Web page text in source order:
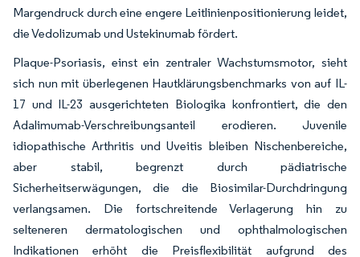
Margendruck durch eine engere Leitlinienpositionierung leidet,
die Vedolizumab und Ustekinumab fördert.
Plaque-Psoriasis, einst ein zentraler Wachstumsmotor, sieht
sich nun mit überlegenen Hautklärungsbenchmarks von auf IL-
17 und IL-23 ausgerichteten Biologika konfrontiert, die den
Adalimumab-Verschreibungsanteil erodieren. Juvenile
idiopathische Arthritis und Uveitis bleiben Nischenbereiche,
aber stabil, begrenzt durch pädiatrische
Sicherheitserwägungen, die die Biosimilar-Durchdringung
verlangsamen. Die fortschreitende Verlagerung hin zu
selteneren dermatologischen und ophthalmologischen
Indikationen erhöht die Preisflexibilität aufgrund des